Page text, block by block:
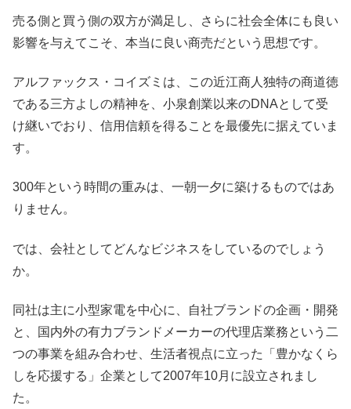
売る側と買う側の双方が満足し、さらに社会全体にも良い
影響を与えてこそ、本当に良い商売だという思想です。
アルファックス・コイズミは、この近江商人独特の商道徳
である三方よしの精神を、小泉創業以来のDNAとして受
け継いでおり、信用信頼を得ることを最優先に据えていま
す。
300年という時間の重みは、一朝一夕に築けるものではあ
りません。
では、会社としてどんなビジネスをしているのでしょう
か。
同社は主に小型家電を中心に、自社ブランドの企画・開発
と、国内外の有力ブランドメーカーの代理店業務という二
つの事業を組み合わせ、生活者視点に立った「豊かなくら
しを応援する」企業として2007年10月に設立されまし
た。